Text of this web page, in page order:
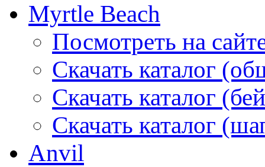
Myrtle Beach
Посмотреть на
Скачать каталог
Скачать каталог
Скачать каталог
Anvil